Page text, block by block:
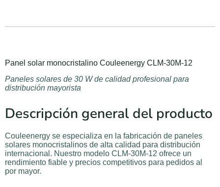
Panel solar monocristalino Couleenergy CLM-30M-12
Paneles solares de 30 W de calidad profesional para
distribución mayorista
Descripción general del producto
Couleenergy se especializa en la fabricación de paneles
solares monocristalinos de alta calidad para distribución
internacional. Nuestro modelo CLM-30M-12 ofrece un
rendimiento fiable y precios competitivos para pedidos al
por mayor.